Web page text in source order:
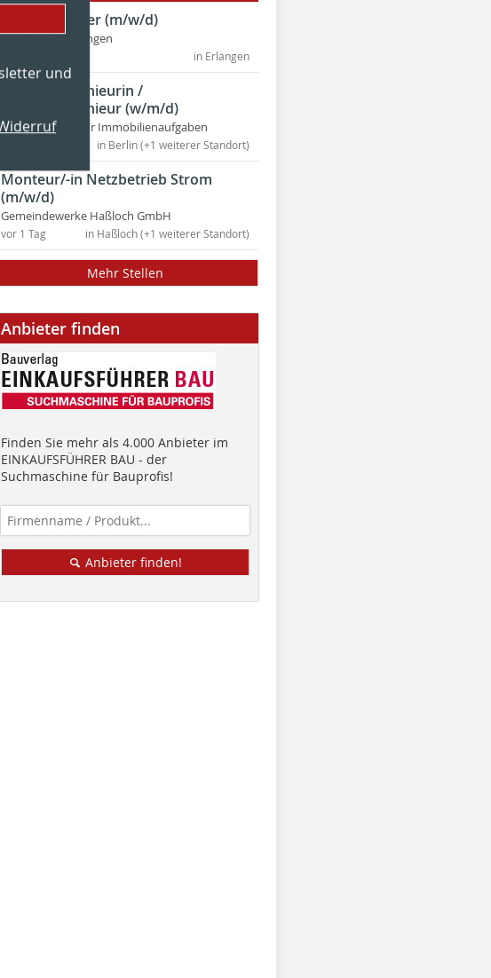
und
Mechatroniker (m/w/d)
Uniklinikum Erlangen
in Erlangen
Betriebsingenieurin /
Betriebsingenieur (w/m/d)
Bundesanstalt für Immobilienaufgaben
in Berlin (+1 weiterer Standort)
Monteur/-in Netzbetrieb Strom
(m/w/d)
Gemeindewerke Haßloch GmbH
in Haßloch (+1 weiterer Standort)
vor 1 Tag
Mehr Stellen
Anbieter finden
Finden Sie mehr als 4.000 Anbieter im
EINKAUFSFÜHRER BAU - der
Suchmaschine für Bauprofis!
Anbieter finden!